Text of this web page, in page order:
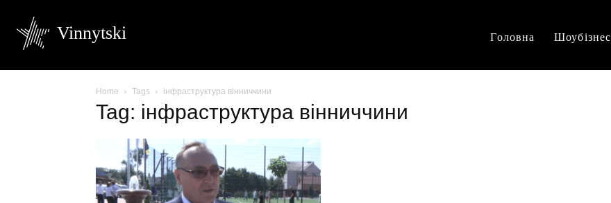
Vinnytski Головна Шоубізнес
Home Tags інфраструктура вінниччини
Tag: інфраструктура вінниччини